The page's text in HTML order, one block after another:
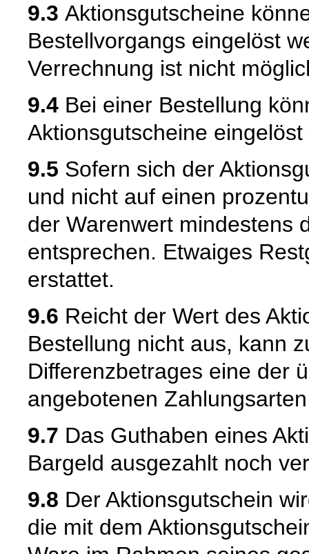
9.3 Aktionsgutscheine
Bestellvorgangs eingelöst
Verrechnung ist nicht
9.4 Bei einer Bestellung
Aktionsgutscheine
9.5 Sofern sich der
und nicht auf einen
der Warenwert mindestens
entsprechen. Etwaiges
erstattet.
9.6 Reicht der Wert des
Bestellung nicht aus, kann
Differenzbetrages eine der
angebotenen
9.7 Das Guthaben eines
Bargeld ausgezahlt noch
9.8 Der Aktionsgutschein
die mit dem